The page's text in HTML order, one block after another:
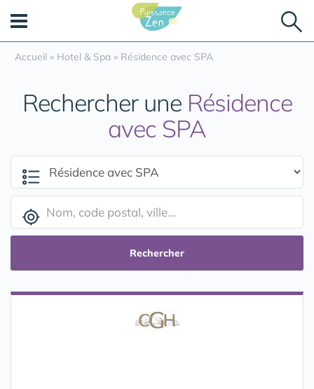
Accueil » Hotel & Spa » Résidence avec SPA
Rechercher une Résidence
avec SPA
Rechercher
Panneau de gestion des cookies